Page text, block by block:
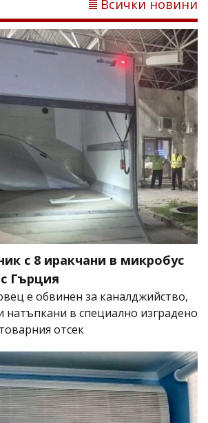
Всички новини
с 8 иракчани в микробус
Гърция
е обвинен за каналджийство,
натъпкани в специално изградено
отсек